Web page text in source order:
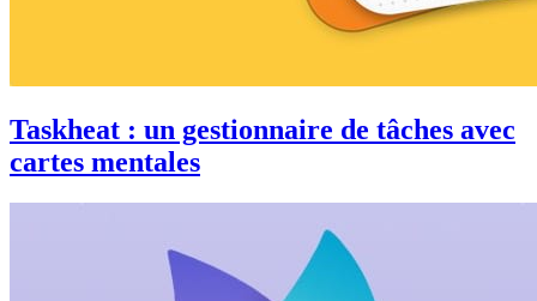
Taskheat : un gestionnaire de tâches avec
cartes mentales